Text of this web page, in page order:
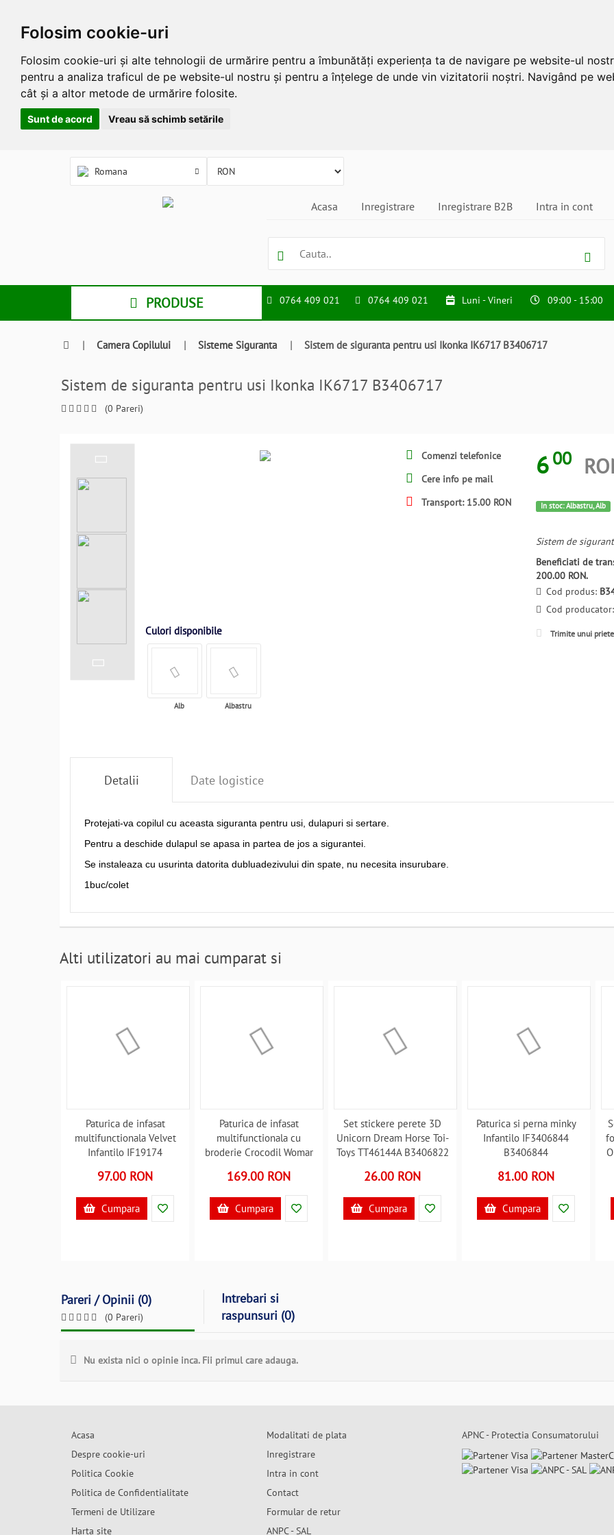
Folosim cookie-uri
Folosim cookie-uri și alte tehnologii de urmărire pentru a îmbunătăți experiența ta de navigare pe website-ul
pentru a analiza traficul de pe website-ul nostru și pentru a înțelege de unde vin vizitatorii noștri. Navigând pe
cât și a altor metode de urmărire folosite.
Sunt de acord Vreau să schimb setările
Romana
Acasa Inregistrare Inregistrare B2B Intra in cont
PRODUSE 0764 409 021 0764 409 021 Luni - Vineri 09:00 - 15:00
| Camera Copilului | Sisteme Siguranta | Sistem de siguranta pentru usi Ikonka IK6717 B3406717
Sistem de siguranta pentru usi Ikonka IK6717 B3406717
(0 Pareri)
Culori disponibile
Alb Albastru
Comenzi telefonice
Cere info pe mail
Transport: 15.00 RON
600
In stoc: Albastru, Alb
Sistem de
Beneficiati de
200.00 RON.
Cod produs:
Cod
Trimite unui
Detalii Date logistice
Protejati-va copilul cu aceasta siguranta pentru usi, dulapuri si sertare.
Pentru a deschide dulapul se apasa in partea de jos a sigurantei.
Se instaleaza cu usurinta datorita dubluadezivului din spate, nu necesita insurubare.
1buc/colet
Alti utilizatori au mai cumparat si
Paturica de infasat
multifunctionala Velvet
Infantilo IF19174
97.00 RON
Cumpara
Paturica de infasat
multifunctionala cu
broderie Crocodil Womar
B3406422
169.00 RON
Cumpara
Set stickere perete 3D
Unicorn Dream Horse Toi-
Toys TT46144A B3406822
26.00 RON
Cumpara
Paturica si perna minky
Infantilo IF3406844
B3406844
81.00 RON
Cumpara
Pareri / Opinii (0)
(0 Pareri)
Intrebari si
raspunsuri (0)
Nu exista nici o opinie inca. Fii primul care adauga.
Acasa
Despre cookie-uri
Politica Cookie
Politica de Confidentialitate
Termeni de Utilizare
Harta site
Modalitati de plata
Inregistrare
Intra in cont
Contact
Formular de retur
ANPC - SAL
APNC - Protectia Consumatorului